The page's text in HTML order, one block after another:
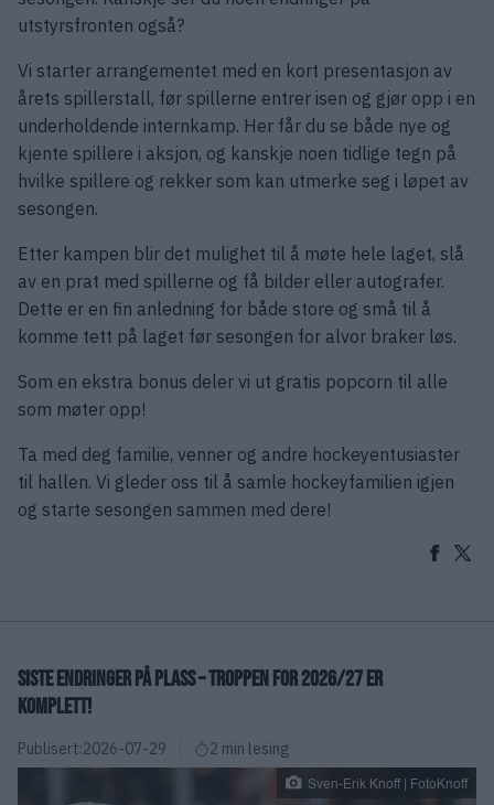
utstyrsfronten også?
Vi starter arrangementet med en kort presentasjon av
årets spillerstall, før spillerne entrer isen og gjør opp i en
underholdende internkamp. Her får du se både nye og
kjente spillere i aksjon, og kanskje noen tidlige tegn på
hvilke spillere og rekker som kan utmerke seg i løpet av
sesongen.
Etter kampen blir det mulighet til å møte hele laget, slå
av en prat med spillerne og få bilder eller autografer.
Dette er en fin anledning for både store og små til å
komme tett på laget før sesongen for alvor braker løs.
Som en ekstra bonus deler vi ut gratis popcorn til alle
som møter opp!
Ta med deg familie, venner og andre hockeyentusiaster
til hallen. Vi gleder oss til å samle hockeyfamilien igjen
og starte sesongen sammen med dere!
SISTE ENDRINGER PÅ PLASS – TROPPEN FOR 2026/27 ER
KOMPLETT!
Publisert:2026-07-29 2 min lesing
Sven-Erik Knoff | FotoKnoff